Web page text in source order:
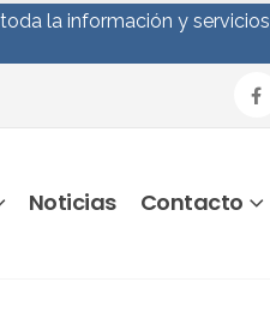
la información y servicios
Noticias Contacto